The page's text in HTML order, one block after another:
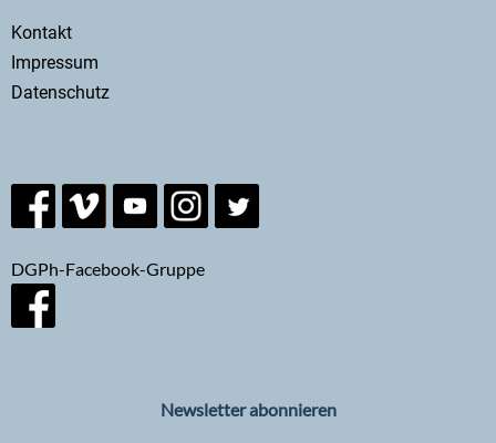
Secondary
menu
Kontakt
Impressum
Datenschutz
DGPh-Facebook-Gruppe
Newsletter abonnieren